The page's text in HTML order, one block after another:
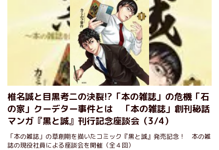
椎名誠と目黒考二の決裂!?「本の雑誌」の危機「石
の家」クーデター事件とは 「本の雑誌」創刊秘話
マンガ『黒と誠』刊行記念座談会（3/4）
「本の雑誌」の草創期を描いたコミック『黒と誠』発売記念！ 本の雑
誌の現役社員による座談会を開催（全４回）